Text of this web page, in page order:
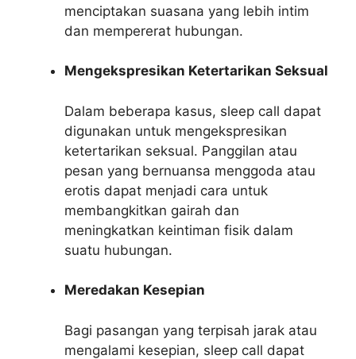
menciptakan suasana yang lebih intim
dan mempererat hubungan.
Mengekspresikan Ketertarikan Seksual
Dalam beberapa kasus, sleep call dapat
digunakan untuk mengekspresikan
ketertarikan seksual. Panggilan atau
pesan yang bernuansa menggoda atau
erotis dapat menjadi cara untuk
membangkitkan gairah dan
meningkatkan keintiman fisik dalam
suatu hubungan.
Meredakan Kesepian
Bagi pasangan yang terpisah jarak atau
mengalami kesepian, sleep call dapat